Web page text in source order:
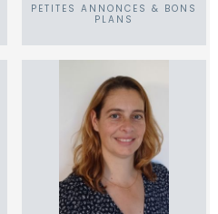
PETITES ANNONCES & BONS
PLANS